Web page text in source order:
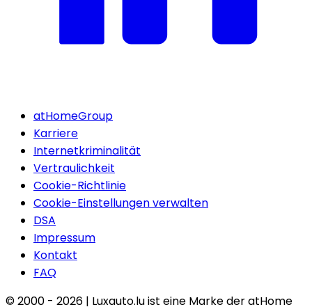
atHomeGroup
Karriere
Internetkriminalität
Vertraulichkeit
Cookie-Richtlinie
Cookie-Einstellungen verwalten
DSA
Impressum
Kontakt
FAQ
© 2000 - 2026 | Luxauto.lu ist eine Marke der atHome